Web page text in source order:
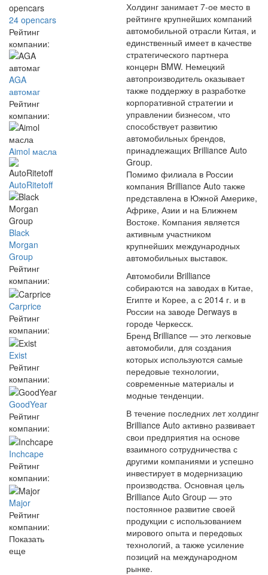
24 opencars
Рейтинг
компании:
AGA
автомаг
Рейтинг
компании:
Aimol масла
AutoRitetoff
Black
Morgan
Group
Рейтинг
компании:
Carprice
Рейтинг
компании:
Exist
Рейтинг
компании:
GoodYear
Рейтинг
компании:
Inchcape
Рейтинг
компании:
Major
Рейтинг
компании:
Показать
еще
Холдинг занимает 7-ое место в
рейтинге крупнейших компаний
автомобильной отрасли Китая, и
единственный имеет в качестве
стратегического партнера
концерн BMW. Немецкий
автопроизводитель оказывает
также поддержку в разработке
корпоративной стратегии и
управлении бизнесом, что
способствует развитию
автомобильных брендов,
принадлежащих Brilliance Auto
Group.
Помимо филиала в России
компания Brilliance Auto также
представлена в Южной Америке,
Африке, Азии и на Ближнем
Востоке. Компания является
активным участником
крупнейших международных
автомобильных выставок.
Автомобили Brilliance
собираются на заводах в Китае,
Египте и Корее, а с 2014 г. и в
России на заводе Derways в
городе Черкесск.
Бренд Brilliance — это легковые
автомобили, для создания
которых используются самые
передовые технологии,
современные материалы и
модные тенденции.
В течение последних лет холдинг
Brilliance Auto активно развивает
свои предприятия на основе
взаимного сотрудничества с
другими компаниями и успешно
инвестирует в модернизацию
производства. Основная цель
Brilliance Auto Group — это
постоянное развитие своей
продукции с использованием
мирового опыта и передовых
технологий, а также усиление
позиций на международном
рынке.